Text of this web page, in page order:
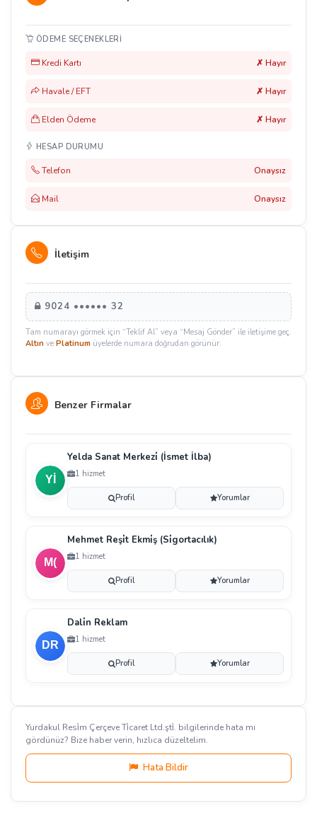
ÖDEME SEÇENEKLERI
Kredi Kartı ✗ Hayır
Havale / EFT ✗ Hayır
Elden Ödeme ✗ Hayır
HESAP DURUMU
Telefon Onaysız
Mail Onaysız
İletişim
9024 •••••• 32
Tam numarayı görmek için “Teklif Al” veya “Mesaj Gönder” ile iletişime geç.
Altın ve Platinum üyelerde numara doğrudan görünür.
Benzer Firmalar
Yelda Sanat Merkezi̇ (İsmet İlba)
1 hizmet
Profil Yorumlar
Mehmet Reşi̇t Ekmi̇ş (Si̇gortacılık)
1 hizmet
Profil Yorumlar
Dali̇n Reklam
1 hizmet
Profil Yorumlar
Yurdakul Resi̇m Çerçeve Ti̇caret Ltd.şti̇. bilgilerinde hata mı
gördünüz? Bize haber verin, hızlıca düzeltelim.
Hata Bildir